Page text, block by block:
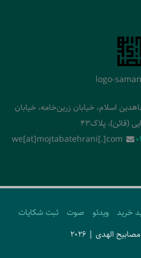
اسلام، خیابان زرین‌خامه، خیابان
(قائن)، پلاک43
we[at]mojtabatehrani[.]com
خرید ویدئو صوت
ثبت شکایات
الهدی | 2026